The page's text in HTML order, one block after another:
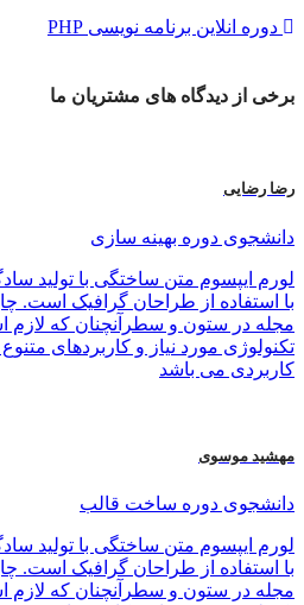
دوره انلاین برنامه نویسی PHP
برخی از دیدگاه های مشتریان ما
رضا رضایی
دانشجوی دوره بهینه سازی
لورم ایپسوم متن ساختگی با تولید
با استفاده از طراحان گرافیک است.
مجله در ستون و سطرآنچنان که
تکنولوژی مورد نیاز و کاربردهای
کاربردی می باشد
مهشید موسوی
دانشجوی دوره ساخت قالب
لورم ایپسوم متن ساختگی با تولید
با استفاده از طراحان گرافیک است.
مجله در ستون و سطرآنچنان که